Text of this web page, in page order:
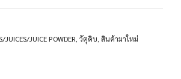
JUICE POWDER วัตุดิบ สินค้ามาใหม่